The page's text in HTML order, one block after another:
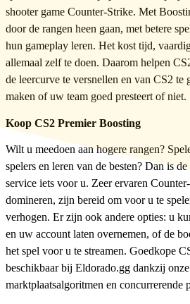
shooter game Counter-Strike. Met
door de rangen heen gaan, met betere
hun gameplay leren. Het kost tijd,
allemaal zelf te doen. Daarom helpen
de leercurve te versnellen en van CS2 te
maken of uw team goed presteert of niet.
Koop CS2 Premier Boosting
Wilt u meedoen aan hogere rangen?
spelers en leren van de besten? Dan is
service iets voor u. Zeer ervaren
domineren, zijn bereid om voor u te
verhogen. Er zijn ook andere opties: u
en uw account laten overnemen, of de
het spel voor u te streamen. Goedkope
beschikbaar bij Eldorado.gg dankzij
marktplaatsalgoritmen en concurrerende